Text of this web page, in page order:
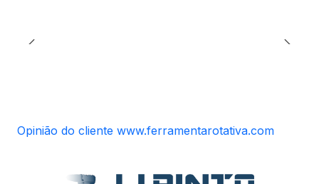
Opinião do cliente www.ferramentarotativa.com